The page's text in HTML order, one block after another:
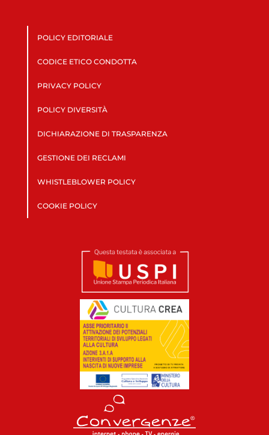
POLICY EDITORIALE
CODICE ETICO CONDOTTA
PRIVACY POLICY
POLICY DIVERSITÀ
DICHIARAZIONE DI TRASPARENZA
GESTIONE DEI RECLAMI
WHISTLEBLOWER POLICY
COOKIE POLICY